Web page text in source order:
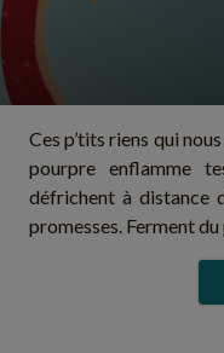
Ces p’tits riens qui
pourpre enflamme
défrichent à distance
promesses. Ferment du